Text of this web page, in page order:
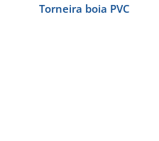
Torneira boia PVC